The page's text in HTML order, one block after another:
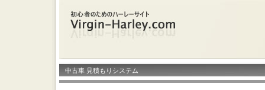
中古車 見積もりシステム